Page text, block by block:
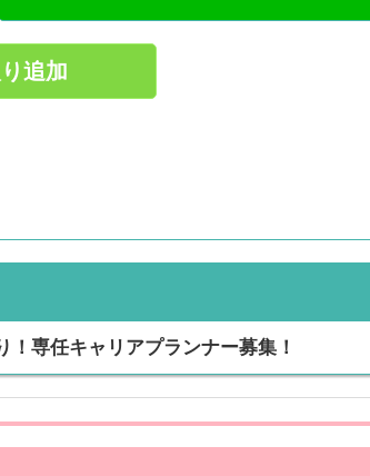
追加
！専任キャリアプランナー募集！